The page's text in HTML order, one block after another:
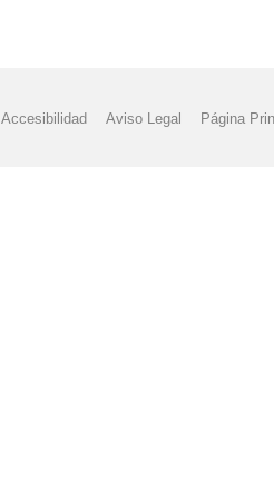
Accesibilidad Aviso Legal Página